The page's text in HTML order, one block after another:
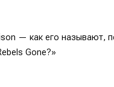
— как его называют,
Gone?»